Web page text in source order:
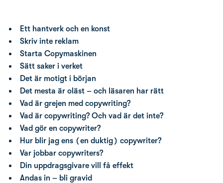
Ett hantverk och en konst
Skriv inte reklam
Starta Copymaskinen
Sätt saker i verket
Det är motigt i början
Det mesta är oläst – och läsaren har rätt
Vad är grejen med copywriting?
Vad är copywriting? Och vad är det inte?
Vad gör en copywriter?
Hur blir jag ens (en duktig) copywriter?
Var jobbar copywriters?
Din uppdragsgivare vill få effekt
Andas in – bli gravid